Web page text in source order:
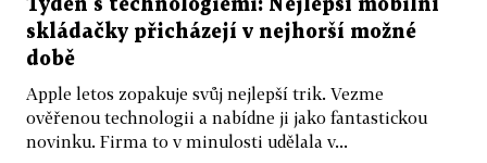
Týden s technologiemi: Nejlepší mobilní
skládačky přicházejí v nejhorší možné
době
Apple letos zopakuje svůj nejlepší trik. Vezme
ověřenou technologii a nabídne ji jako fantastickou
novinku. Firma to v minulosti udělala v...